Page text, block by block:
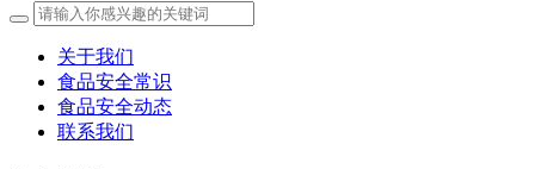
关于我们
食品安全常识
食品安全动态
联系我们